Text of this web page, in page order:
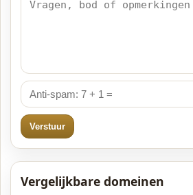
Verstuur
Vergelijkbare domeinen